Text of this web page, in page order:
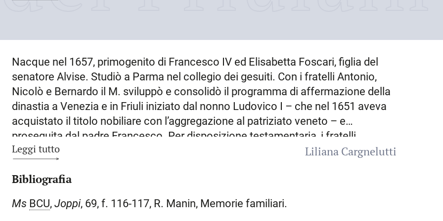
Nacque nel 1657, primogenito di Francesco IV ed Elisabetta Foscari, figlia del
senatore Alvise. Studiò a Parma nel collegio dei gesuiti. Con i fratelli Antonio,
Nicolò e Bernardo il M. sviluppò e consolidò il programma di affermazione della
dinastia a Venezia e in Friuli iniziato dal nonno Ludovico I – che nel 1651 aveva
acquistato il titolo nobiliare con l’aggregazione al patriziato veneto – e
proseguita dal padre Francesco. Per disposizione testamentaria, i fratelli
dovevano vivere in “fraterna”, vale a dire indivisi, ma per Ludovico II venivano
discendente del ramo collaterale di Asdrubale, riunì le fortune del casato, mentre
Repubblica Veneta, rilevati “iure pheudi” con diritto di trasmissione agli eredi
Leggi tutto
Liliana Cargnelutti
Bibliografia
Ms BCU, Joppi, 69, f. 116-117, R. Manin, Memorie familiari.